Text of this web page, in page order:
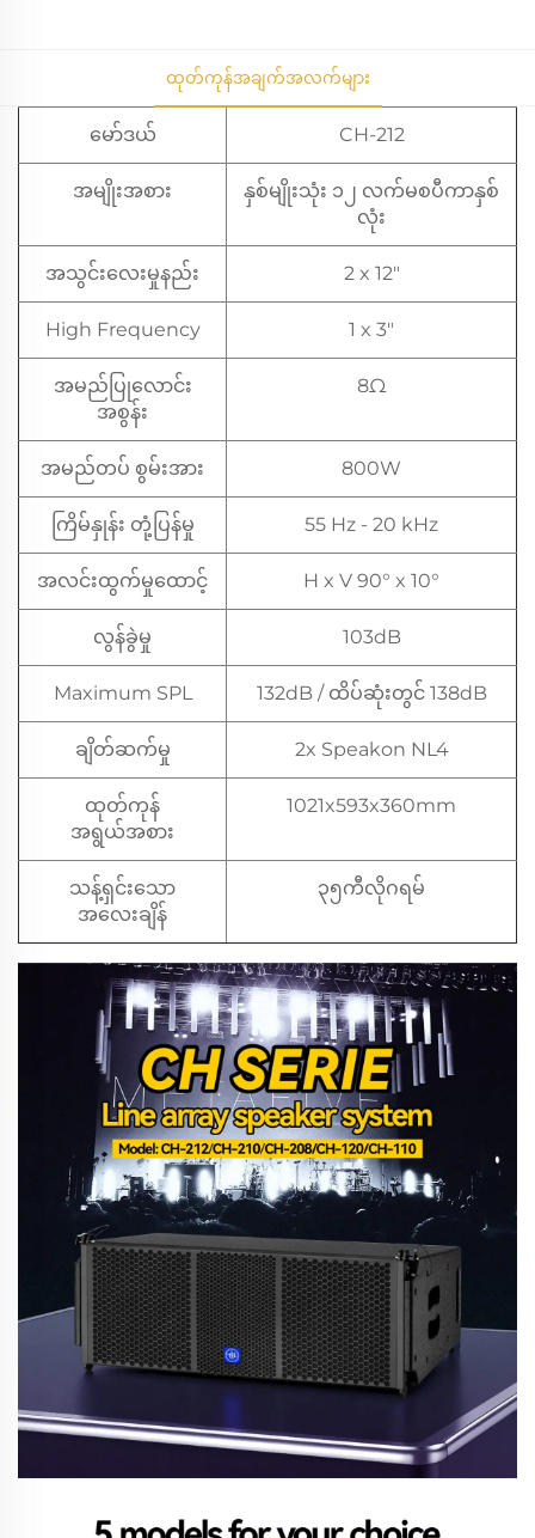
ထုတ်ကုန်အချက်အလက်များ
မော်ဒယ် CH-212
အမျိုးအစား
နှစ်မျိုးသုံး ၁၂ လက်မစပီကာနှစ်
လုံး
အသွင်းလေးမှုနည်း 2 x 12"
High Frequency 1 x 3"
အမည်ပြုလောင်း
အစွန်း
8Ω
အမည်တပ် စွမ်းအား 800W
ကြိမ်နှုန်း တုံ့ပြန်မှု 55 Hz - 20 kHz
အလင်းထွက်မှုထောင့် H x V 90° x 10°
လွန်ခွဲမှု 103dB
Maximum SPL 132dB / ထိပ်ဆုံးတွင် 138dB
ချိတ်ဆက်မှု 2x Speakon NL4
ထုတ်ကုန်
အရွယ်အစား
1021x593x360mm
သန့်ရှင်းသော
အလေးချိန်
၃၅ကီလိုဂရမ်